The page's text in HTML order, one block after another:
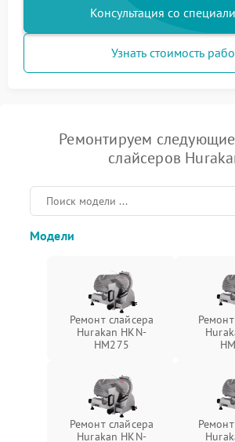
Консультация со
Узнать стоимость
Ремонтируем
слайсеров
Модели
Ремонт слайсера
Hurakan HKN-
HM275
Ремонт слайсера
Hurakan HKN-